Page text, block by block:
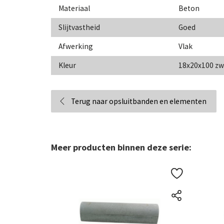
Materiaal
Beton
Slijtvastheid
Goed
Afwerking
Vlak
Kleur
18x20x100
Terug naar opsluitbanden en elementen
Meer producten binnen deze serie: